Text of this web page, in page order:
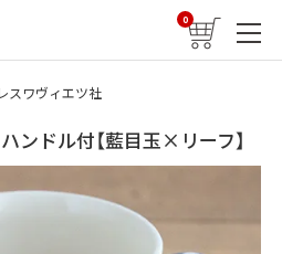
0
スワヴィエツ社
ハンドル付【藍目玉×リーフ】